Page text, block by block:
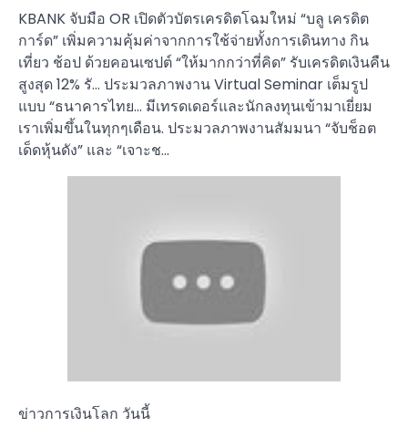
KBANK จับมือ OR เปิดตัวบัตรเครดิตโฉมใหม่ “บลู เครดิต
การ์ด” เพิ่มความคุ้มค่าจากการใช้จ่ายทั้งการเดินทาง กิน
เที่ยว ช้อป ด้วยคอนเซปต์ “ให้มากกว่าที่คิด” รับเครดิตเงินคืน
สูงสุด 12% รั… ประมวลภาพงาน Virtual Seminar เต็มรูป
แบบ “ธนาคารไทย… มีเทรดเดอร์และนักลงทุนเข้ามาเยี่ยม
เราเพิ่มขึ้นในทุกๆเดือน. ประมวลภาพงานสัมมนา “จับช็อต
เด็ดหุ้นดัง” และ “เจาะช…
ข่าวการเงินโลก วันนี้